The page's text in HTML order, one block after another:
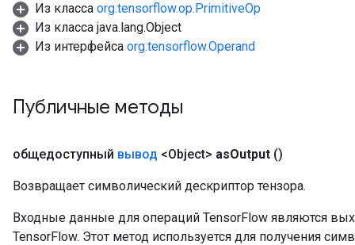
Из класса org.tensorflow.op.PrimitiveOp
Из класса java.lang.Object
Из интерфейса org.tensorflow.Operand
Публичные методы
общедоступный вывод <Object> asOutput ()
Возвращает символический дескриптор тензора.
Входные данные для операций TensorFlow являются
TensorFlow. Этот метод используется для получения